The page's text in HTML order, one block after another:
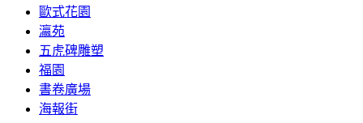
歐式花園
瀛苑
五虎碑雕塑
福園
書卷廣場
海報街